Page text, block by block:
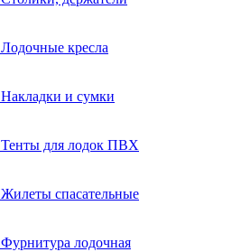
Лодочные кресла
Накладки и сумки
Тенты для лодок ПВХ
Жилеты спасательные
Фурнитура лодочная